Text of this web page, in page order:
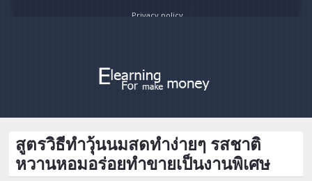
Privacy policy
สูตรวิธีทำวุ้นนมสดทำง่ายๆ รสชาติ
หวานหอมอร่อยทำขายเป็นงานพิเศษ